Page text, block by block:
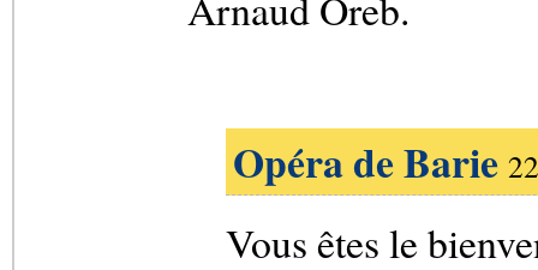
Opéra de Barie
Vous êtes le